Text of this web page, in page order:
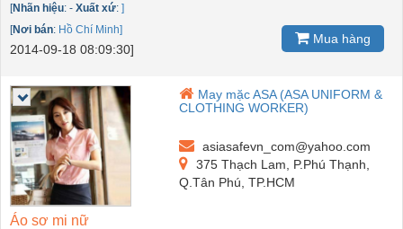
[Nhãn hiệu: - Xuất xứ: ]
[Nơi bán: Hồ Chí Minh]
2014-09-18 08:09:30]
Mua hàng
May mặc ASA (ASA UNIFORM &
CLOTHING WORKER)
asiasafevn_com@yahoo.com
375 Thạch Lam, P.Phú Thạnh,
Q.Tân Phú, TP.HCM
Áo sơ mi nữ